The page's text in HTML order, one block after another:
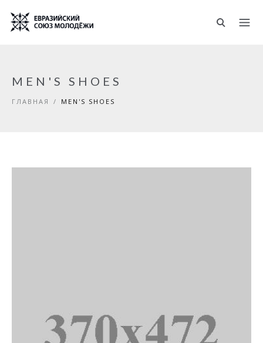
MEN'S SHOES
ГЛАВНАЯ / MEN'S SHOES